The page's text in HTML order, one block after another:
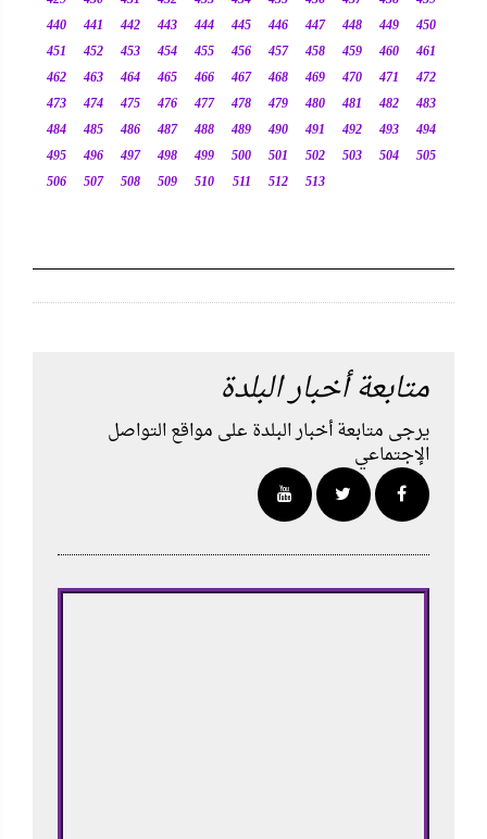
440
441 442 443 444 445 446 447 448 449
450
451
452 453 454 455 456 457 458 459 460
461
462
463 464 465 466 467 468 469 470 471
472
473
474 475 476 477 478 479 480 481 482
483
484
485 486 487 488 489 490 491 492 493
494
495
496 497 498 499 500 501 502 503 504
505
506
507 508 509 510 511 512 513
متابعة أخبار البلدة
يرجى متابعة أخبار البلدة على مواقع التواصل
الإجتماعي